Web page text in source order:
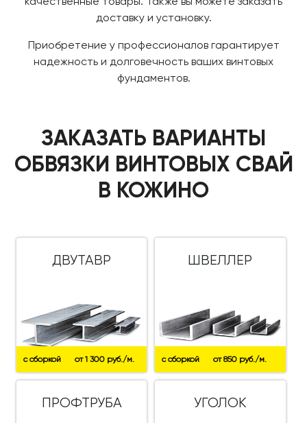
доставку и установку.
Приобретение у профессионалов гарантирует
надежность и долговечность ваших винтовых
фундаментов.
ЗАКАЗАТЬ ВАРИАНТЫ
ОБВЯЗКИ ВИНТОВЫХ СВАЙ
В КОЖИНО
ДВУТАВР
с сборкой от 1 300 руб./м.
ШВЕЛЛЕР
с сборкой от 850 руб./м.
ПРОФТРУБА УГОЛОК